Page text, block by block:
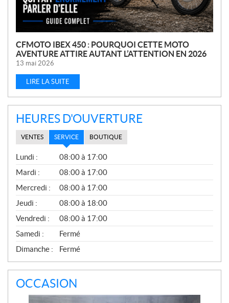
CFMOTO IBEX 450 : POURQUOI CETTE MOTO
AVENTURE ATTIRE AUTANT L’ATTENTION EN 2026
13 mai 2026
LIRE LA SUITE
HEURES D'OUVERTURE
VENTES SERVICE BOUTIQUE
S
E
R
V
I
C
E
Lundi :
08:00 à 17:00
Mardi :
08:00 à 17:00
Mercredi :
08:00 à 17:00
Jeudi :
08:00 à 18:00
Vendredi :
08:00 à 17:00
Samedi :
Fermé
Dimanche :
Fermé
OCCASION